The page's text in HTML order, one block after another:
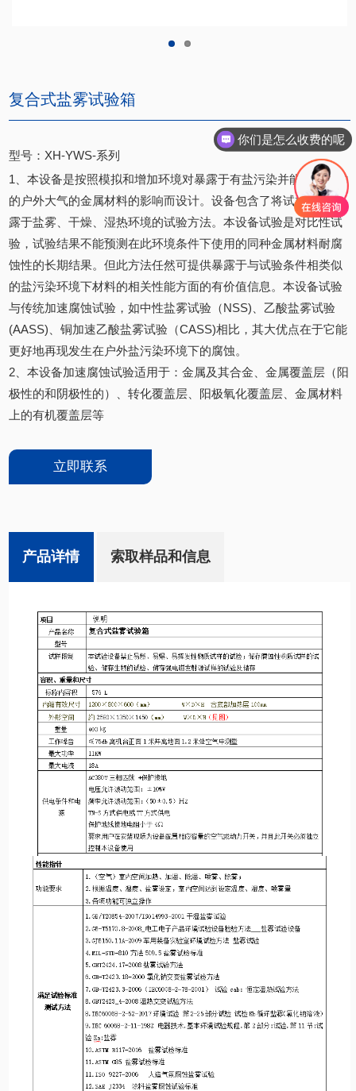
复合式盐雾试验箱
型号：XH-YWS-系列
1、本设备是按照模拟和增加环境对暴露于有盐污染并能加速腐蚀
的户外大气的金属材料的影响而设计。设备包含了将试样循环暴
露于盐雾、干燥、湿热环境的试验方法。本设备试验是对比性试
验，试验结果不能预测在此环境条件下使用的同种金属材料耐腐
蚀性的长期结果。但此方法任然可提供暴露于与试验条件相类似
的盐污染环境下材料的相关性能方面的有价值信息。本设备试验
与传统加速腐蚀试验，如中性盐雾试验（NSS)、乙酸盐雾试验
(AASS)、铜加速乙酸盐雾试验（CASS)相比，其大优点在于它能
更好地再现发生在户外盐污染环境下的腐蚀。
2、本设备加速腐蚀试验适用于：金属及其合金、金属覆盖层（阳
极性的和阴极性的）、转化覆盖层、阳极氧化覆盖层、金属材料
上的有机覆盖层等
立即联系
产品详情 索取样品和信息
你们是怎么收费的呢